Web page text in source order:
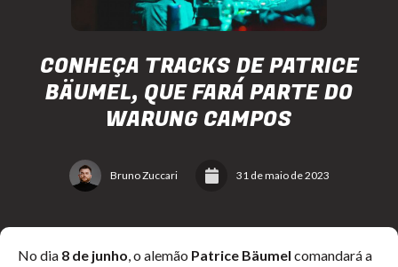
CONHEÇA TRACKS DE PATRICE
BÄUMEL, QUE FARÁ PARTE DO
WARUNG CAMPOS
Bruno Zuccari 31 de maio de 2023
No dia 8 de junho, o alemão Patrice Bäumel comandará a